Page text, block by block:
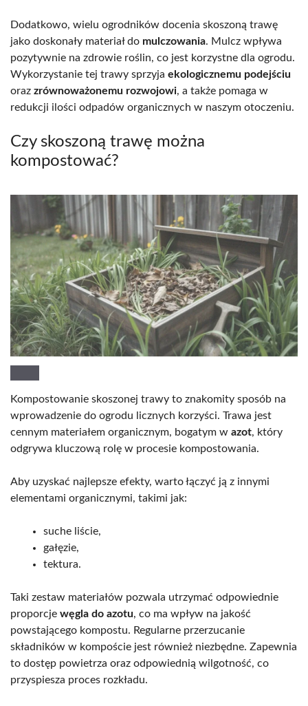
Dodatkowo, wielu ogrodników docenia skoszoną trawę
jako doskonały materiał do mulczowania. Mulcz wpływa
pozytywnie na zdrowie roślin, co jest korzystne dla ogrodu.
Wykorzystanie tej trawy sprzyja ekologicznemu podejściu
oraz zrównoważonemu rozwojowi, a także pomaga w
redukcji ilości odpadów organicznych w naszym otoczeniu.
Czy skoszoną trawę można
kompostować?
Kompostowanie skoszonej trawy to znakomity sposób na
wprowadzenie do ogrodu licznych korzyści. Trawa jest
cennym materiałem organicznym, bogatym w azot, który
odgrywa kluczową rolę w procesie kompostowania.
Aby uzyskać najlepsze efekty, warto łączyć ją z innymi
elementami organicznymi, takimi jak:
suche liście,
gałęzie,
tektura.
Taki zestaw materiałów pozwala utrzymać odpowiednie
proporcje węgla do azotu, co ma wpływ na jakość
powstającego kompostu. Regularne przerzucanie
składników w kompoście jest również niezbędne. Zapewnia
to dostęp powietrza oraz odpowiednią wilgotność, co
przyspiesza proces rozkładu.